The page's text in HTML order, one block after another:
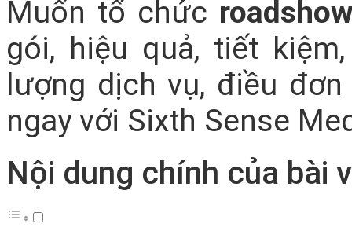
Muốn tổ chức
gói, hiệu quả, tiết
lượng dịch vụ, điều
ngay với Sixth Sense
Nội dung chính của bài